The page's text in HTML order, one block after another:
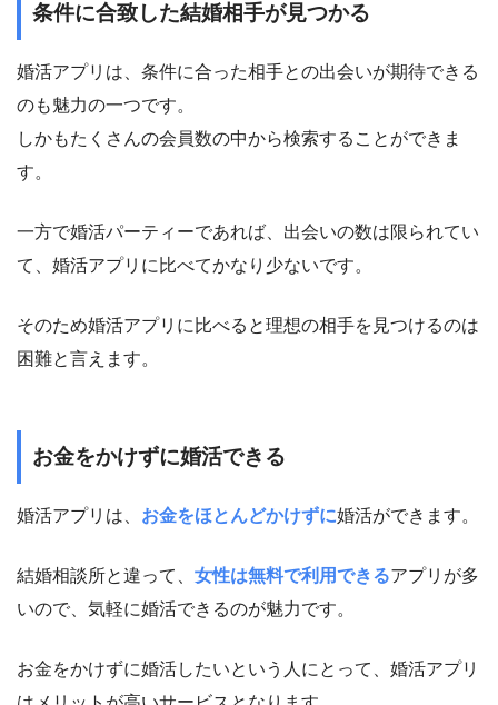
条件に合致した結婚相手が見つかる
婚活アプリは、条件に合った相手との出会いが期待できる
のも魅力の一つです。
しかもたくさんの会員数の中から検索することができま
す。
一方で婚活パーティーであれば、出会いの数は限られてい
て、婚活アプリに比べてかなり少ないです。
そのため婚活アプリに比べると理想の相手を見つけるのは
困難と言えます。
お金をかけずに婚活できる
婚活アプリは、 お金をほとんどかけずに婚活ができます。
結婚相談所と違って、 女性は無料で利用できるアプリが多
いので、気軽に婚活できるのが魅力です。
お金をかけずに婚活したいという人にとって、婚活アプリ